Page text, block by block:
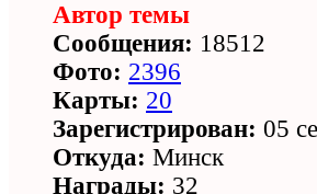
Автор темы
Сообщения: 18512
Фото: 2396
Карты: 20
Зарегистрирован: 05
Откуда: Минск
Награды: 32